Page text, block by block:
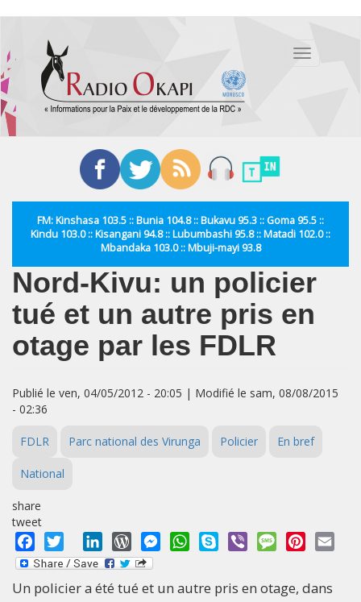
contenu
principal
Toggle
FM: Kinshasa 103.5 :: Bunia 104.8 :: Bukavu 95.3 :: Goma 95.5 ::
Kindu 103.0 :: Kisangani 94.8 :: Lubumbashi 95.8 :: Matadi 102.0 ::
Mbandaka 103.0 :: Mbuji-mayi 93.8
Nord-Kivu: un policier
tué et un autre pris en
otage par les FDLR
Publié le ven, 04/05/2012 - 20:05 | Modifié le sam, 08/08/2015
- 02:36
FDLR Parc national des Virunga Policier En bref
National
share
tweet
Facebook
Twitter LinkedInWordPressMessengerWhatsApp
Skype Viber MessagePinterest
Un policier a été tué et un autre pris en otage, dans